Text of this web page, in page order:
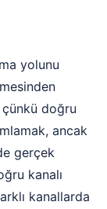
yolunu
doğru
ancak
gerçek
kanalı
kanallarda